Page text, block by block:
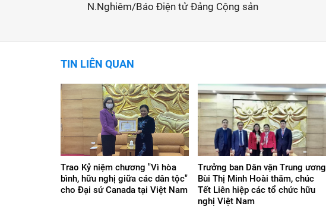
N.Nghiêm/Báo Điện tử Đảng Cộng sản
TIN LIÊN QUAN
Trao Kỷ niệm chương "Vì hòa
bình, hữu nghị giữa các dân tộc"
cho Đại sứ Canada tại Việt Nam
Trưởng ban Dân vận Trung ương
Bùi Thị Minh Hoài thăm, chúc
Tết Liên hiệp các tổ chức hữu
nghị Việt Nam